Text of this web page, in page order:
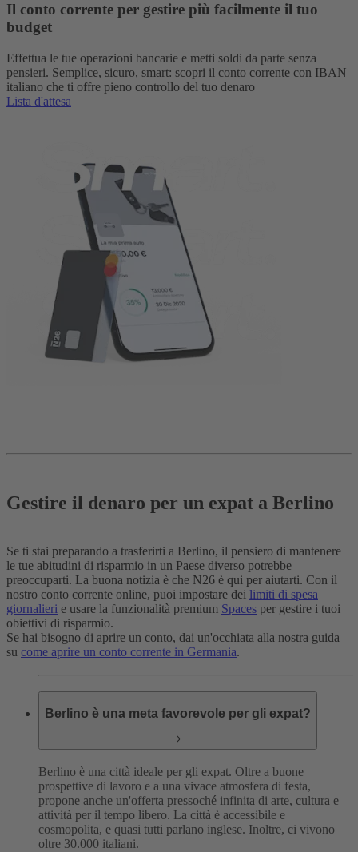
Il conto corrente per gestire più facilmente il tuo
budget
Effettua le tue operazioni bancarie e metti soldi da parte senza
pensieri. Semplice, sicuro, smart: scopri il conto corrente con IBAN
italiano che ti offre pieno controllo del tuo denaro
Lista d'attesa
Gestire il denaro per un expat a Berlino
Se ti stai preparando a trasferirti a Berlino, il pensiero di mantenere
le tue abitudini di risparmio in un Paese diverso potrebbe
preoccuparti. La buona notizia è che N26 è qui per aiutarti. Con il
nostro conto corrente online, puoi impostare dei limiti di spesa
giornalieri e usare la funzionalità premium Spaces per gestire i tuoi
obiettivi di risparmio.
Se hai bisogno di aprire un conto, dai un'occhiata alla nostra guida
su come aprire un conto corrente in Germania.
Berlino è una meta favorevole per gli expat?
Berlino è una città ideale per gli expat. Oltre a buone
prospettive di lavoro e a una vivace atmosfera di festa,
propone anche un'offerta pressoché infinita di arte, cultura e
attività per il tempo libero. La città è accessibile e
cosmopolita, e quasi tutti parlano inglese. Inoltre, ci vivono
oltre 30.000 italiani.